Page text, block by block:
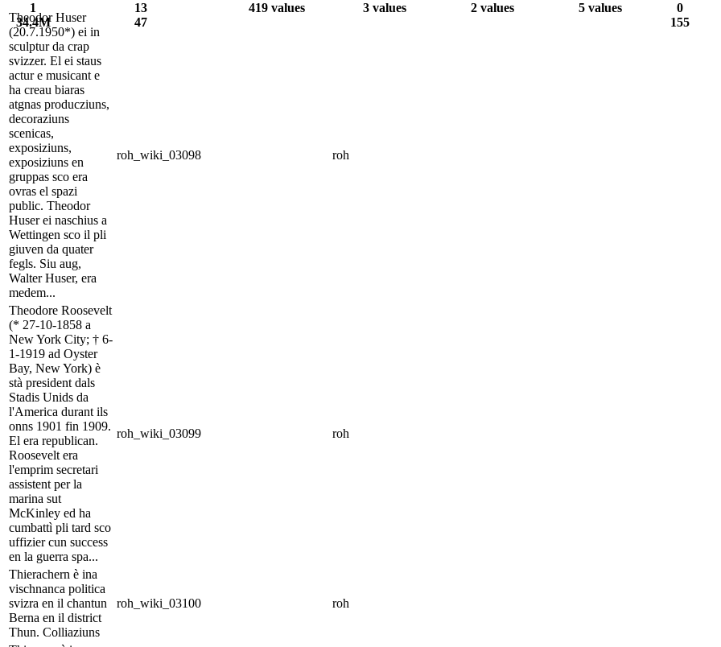
1
34.4M
13
47
419 values 3 values 2 values 5 values
0
155
Theodor Huser
(20.7.1950*) ei in
sculptur da crap
svizzer. El ei staus
actur e musicant e
ha creau biaras
atgnas producziuns,
decoraziuns
scenicas,
exposiziuns,
exposiziuns en
gruppas sco era
ovras el spazi
public. Theodor
Huser ei naschius a
Wettingen sco il pli
giuven da quater
fegls. Siu aug,
Walter Huser, era
medem...
roh_wiki_03098 roh
Theodore Roosevelt
(* 27-10-1858 a
New York City; † 6-
1-1919 ad Oyster
Bay, New York) è
stà president dals
Stadis Unids da
l'America durant ils
onns 1901 fin 1909.
El era republican.
Roosevelt era
l'emprim secretari
assistent per la
marina sut
McKinley ed ha
cumbattì pli tard sco
uffizier cun success
en la guerra spa...
roh_wiki_03099 roh
Thierachern è ina
vischnanca politica
svizra en il chantun
Berna en il district
Thun. Colliaziuns
roh_wiki_03100 roh